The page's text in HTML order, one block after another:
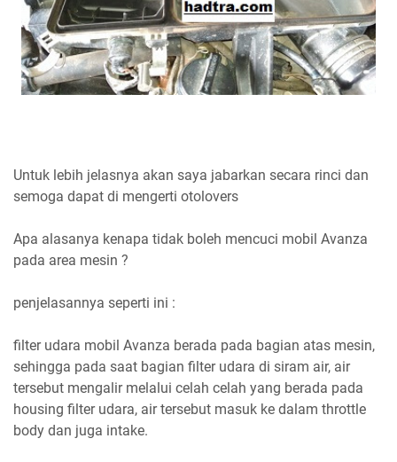
Untuk lebih jelasnya akan saya jabarkan secara rinci dan
semoga dapat di mengerti otolovers
Apa alasanya kenapa tidak boleh mencuci mobil Avanza
pada area mesin ?
penjelasannya seperti ini :
filter udara mobil Avanza berada pada bagian atas mesin,
sehingga pada saat bagian filter udara di siram air, air
tersebut mengalir melalui celah celah yang berada pada
housing filter udara, air tersebut masuk ke dalam throttle
body dan juga intake.